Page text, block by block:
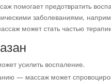
помогает предотвратить
заболеваниями,
может стать частью
усилить воспаление.
— массаж может